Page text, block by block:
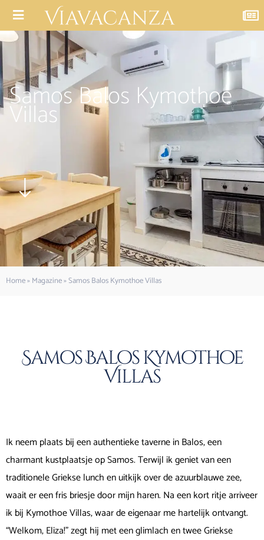
Samos Balos Kymothoe
Villas
Home»Magazine»Samos Balos Kymothoe Villas
Samos Balos Kymothoe
Villas
Ik neem plaats bij een authentieke taverne in Balos, een
charmant kustplaatsje op Samos. Terwijl ik geniet van een
traditionele Griekse lunch en uitkijk over de azuurblauwe zee,
waait er een fris briesje door mijn haren. Na een kort ritje arriveer
ik bij Kymothoe Villas, waar de eigenaar me hartelijk ontvangt.
“Welkom, Eliza!” zegt hij met een glimlach en twee Griekse